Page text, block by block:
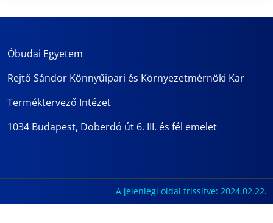
Óbudai Egyetem
Rejtő Sándor Könnyűipari és Környezetmérnöki Kar
Terméktervező Intézet
1034 Budapest, Doberdó út 6. III. és fél emelet
A jelenlegi oldal frissítve: 2024.02.22.